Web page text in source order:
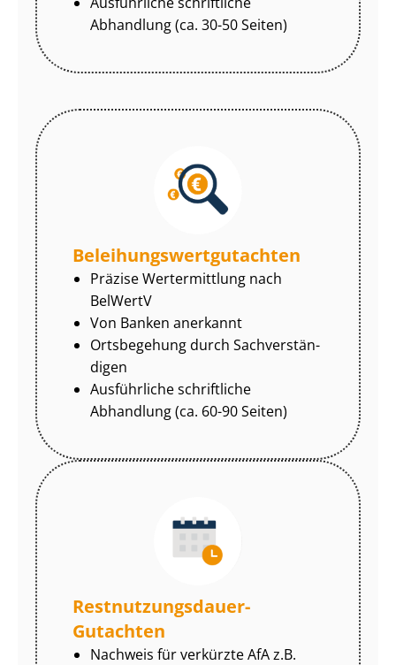
Abhandlung (ca. 30-50 Seiten)
Be­lei­hungs­wert­gut­ach­ten
Präzise Wertermittlung nach
BelWertV
Von Banken anerkannt
Ortsbegehung durch Sach­ver­stän­
di­gen
Ausführliche schriftliche
Abhandlung (ca. 60-90 Seiten)
Rest­nut­zungs­dau­er-
Gutachten
Nachweis für verkürzte AfA z.B.